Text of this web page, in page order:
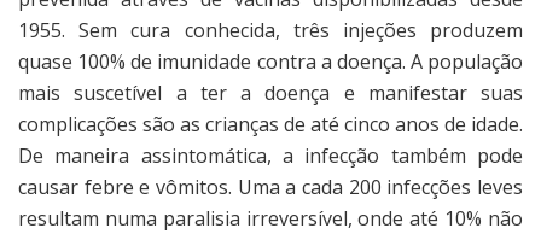
1955. Sem cura conhecida, três injeções produzem
quase 100% de imunidade contra a doença. A população
mais suscetível a ter a doença e manifestar suas
complicações são as crianças de até cinco anos de idade.
De maneira assintomática, a infecção também pode
causar febre e vômitos. Uma a cada 200 infecções leves
resultam numa paralisia irreversível, onde até 10% não